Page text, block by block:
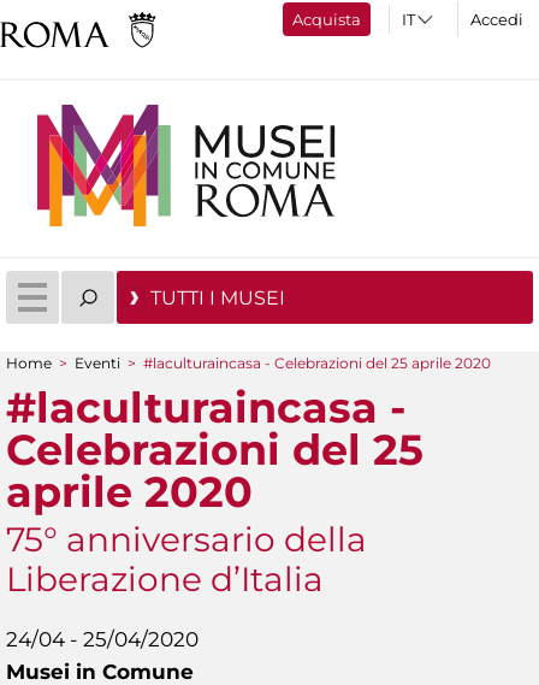
Acquista Accedi
TUTTI I MUSEI
Tu sei qui
Home > Eventi > #laculturaincasa - Celebrazioni del 25 aprile 2020
#laculturaincasa -
Celebrazioni del 25
aprile 2020
75° anniversario della
Liberazione d’Italia
24/04 - 25/04/2020
Musei in Comune